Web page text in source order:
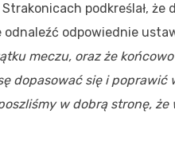
podkreślał,
odnaleźć odpowiednie
meczu, oraz że
dopasować się i
w dobrą stronę,